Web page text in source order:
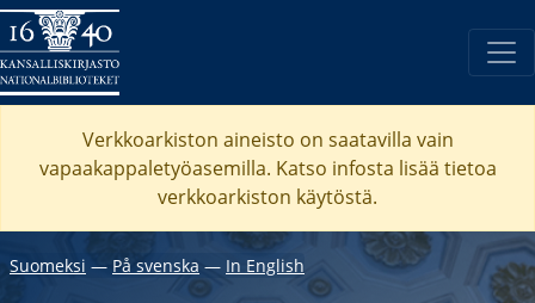
Verkkoarkiston aineisto on saatavilla vain
vapaakappaletyöasemilla. Katso infosta lisää tietoa
verkkoarkiston käytöstä.
Suomeksi ― På svenska ― In English